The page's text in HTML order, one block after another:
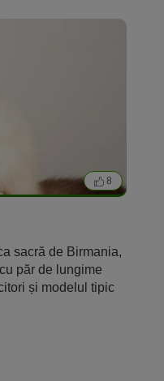
8
sacră de Birmania,
păr de lungime
și modelul tipic